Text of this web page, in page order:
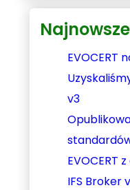
Najnowsze
EVOCERT
v3
EVOCERT
IFS Broker